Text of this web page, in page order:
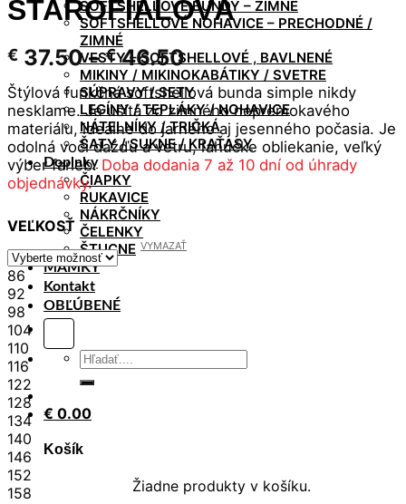
SOFTSHELLOVÉ BUNDY – ZIMNÉ
SOFTSHELLOVÉ NOHAVICE – PRECHODNÉ /
ZIMNÉ
VESTY – SOFTSHELLOVÉ , BAVLNENÉ
MIKINY / MIKINOKABÁTIKY / SVETRE
SÚPRAVY / SETY
LEGÍNY / TEPLÁKY / NOHAVICE
NÁTELNÍKY / TRIČKÁ
ŠATY / SUKNE / KRAŤASY
Doplnky
ČIAPKY
RUKAVICE
NÁKRČNÍKY
ČELENKY
ŠTUCNE
MAMKY
Kontakt
OBĽÚBENÉ
Hľadať:
€ 0.00
Košík
Žiadne produkty v košíku.
STAROFIALOVÁ
€ 37.50 – €46.50Price
range:
€ 37.50
through
€ 46.50
Štýlová funkčná softshellová bunda simple nikdy
nesklame. Je ušitá zo zimného nepremokavého
materiálu, ideálne do jarného aj jesenného počasia. Je
odolná voči dažďu a vetru, ľahúčke obliekanie, veľký
výber farieb. Doba dodania 7 až 10 dní od úhrady
objednávky.
VEĽKOSŤ
86
92
98
104
110
116
122
128
134
140
146
152
158
VYMAZAŤ